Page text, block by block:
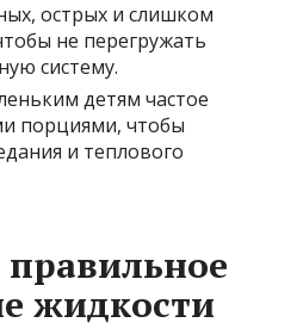
острых и слишком
не перегружать
систему.
детям частое
порциями, чтобы
и теплового
жидкости